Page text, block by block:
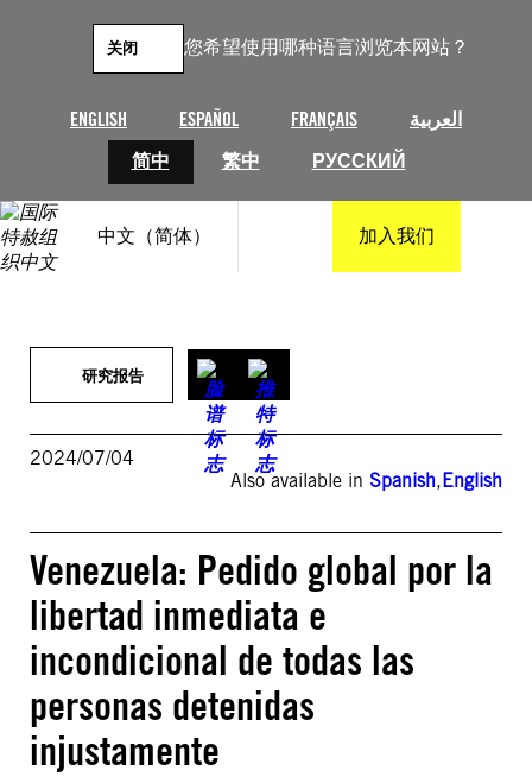
您希望使用哪种语言浏览本网站？
ENGLISH ESPAÑOL FRANÇAIS
العربية
简中
繁中 РУССКИЙ
关闭
中文（简体） 加入我们
研究报告
2024/07/04
Also available in Spanish,English
Venezuela: Pedido global por la
libertad inmediata e
incondicional de todas las
personas detenidas
injustamente